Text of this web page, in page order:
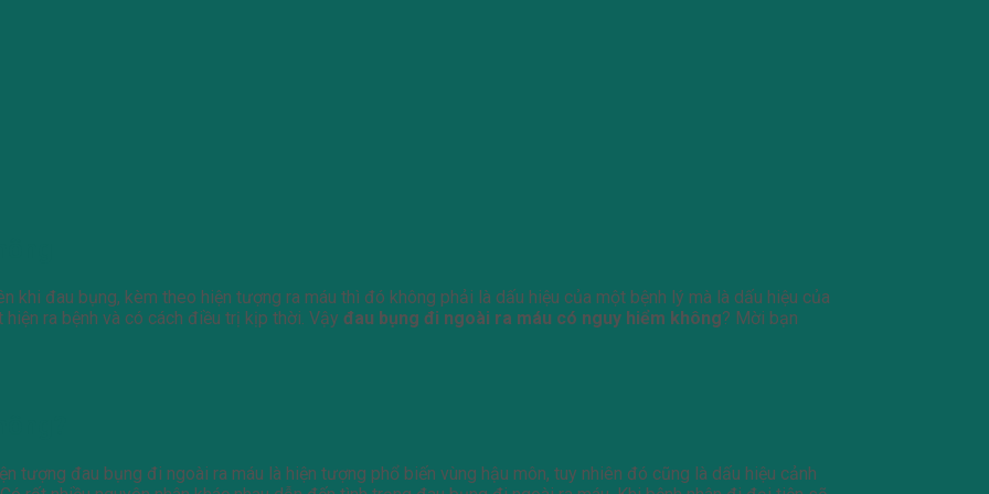
khi đau bụng, kèm theo hiện tượng ra máu thì đó không phải là dấu hiệu của một bệnh lý mà là dấu hiệu của
ra bệnh và có cách điều trị kịp thời. Vậy đau bụng đi ngoài ra máu có nguy hiểm không? Mời bạn
tượng đau bụng đi ngoài ra máu là hiện tượng phổ biến vùng hậu môn, tuy nhiên đó cũng là dấu hiệu cảnh